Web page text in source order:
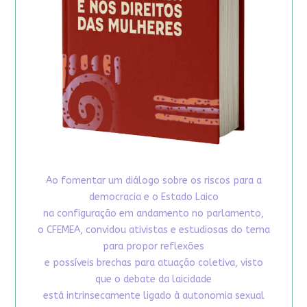
Ao fomentar um diálogo sobre os riscos para a
democracia e o Estado Laico
na configuração em andamento no parlamento,
o CFEMEA, convidou ativistas e estudiosas do tema
para propor reflexões
e possíveis brechas para atuação coletiva, visto
que o debate da laicidade
está intrinsecamente ligado à autonomia sexual